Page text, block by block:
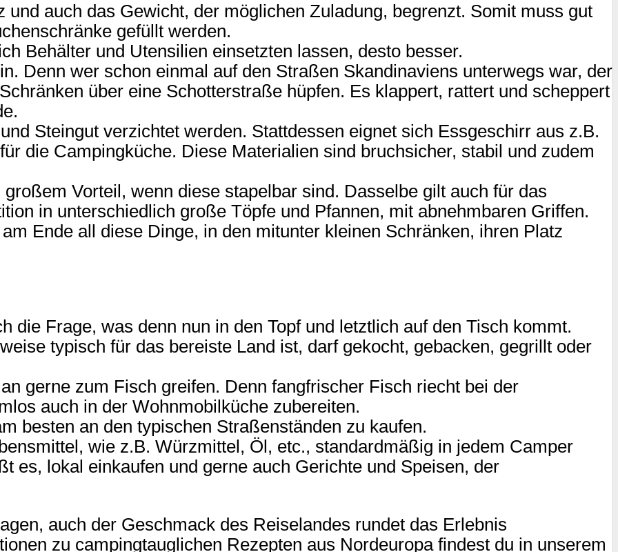
auch das Gewicht, der möglichen Zuladung, begrenzt. Somit muss gut
gefüllt werden.
Behälter und Utensilien einsetzten lassen, desto besser.
Denn wer schon einmal auf den Straßen Skandinaviens unterwegs war, der
über eine Schotterstraße hüpfen. Es klappert, rattert und scheppert
Steingut verzichtet werden. Stattdessen eignet sich Essgeschirr aus z.B.
die Campingküche. Diese Materialien sind bruchsicher, stabil und zudem
Vorteil, wenn diese stapelbar sind. Dasselbe gilt auch für das
in unterschiedlich große Töpfe und Pfannen, mit abnehmbaren Griffen.
Ende all diese Dinge, in den mitunter kleinen Schränken, ihren Platz
die Frage, was denn nun in den Topf und letztlich auf den Tisch kommt.
typisch für das bereiste Land ist, darf gekocht, gebacken, gegrillt oder
gerne zum Fisch greifen. Denn fangfrischer Fisch riecht bei der
auch in der Wohnmobilküche zubereiten.
besten an den typischen Straßenständen zu kaufen.
wie z.B. Würzmittel, Öl, etc., standardmäßig in jedem Camper
es, lokal einkaufen und gerne auch Gerichte und Speisen, der
auch der Geschmack des Reiselandes rundet das Erlebnis
zu campingtauglichen Rezepten aus Nordeuropa findest du in unserem